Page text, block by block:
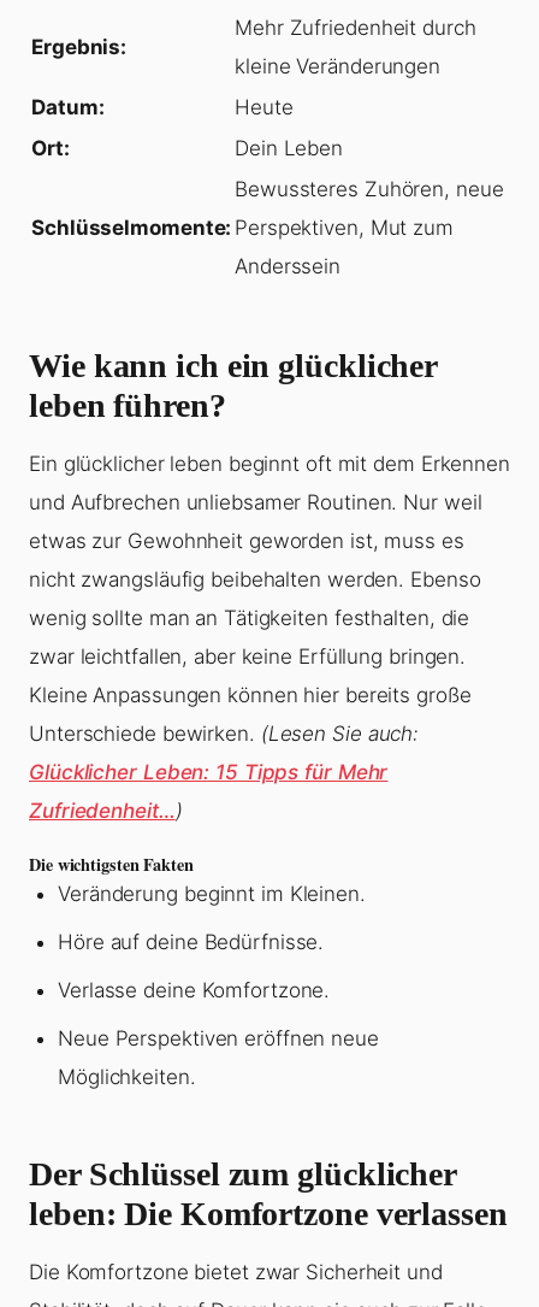
Ergebnis:
Mehr Zufriedenheit durch
kleine Veränderungen
Datum:
Heute
Ort:
Dein Leben
Schlüsselmomente:
Bewussteres Zuhören, neue
Perspektiven, Mut zum
Anderssein
Wie kann ich ein glücklicher
leben führen?
Ein glücklicher leben beginnt oft mit dem Erkennen
und Aufbrechen unliebsamer Routinen. Nur weil
etwas zur Gewohnheit geworden ist, muss es
nicht zwangsläufig beibehalten werden. Ebenso
wenig sollte man an Tätigkeiten festhalten, die
zwar leichtfallen, aber keine Erfüllung bringen.
Kleine Anpassungen können hier bereits große
Unterschiede bewirken. (Lesen Sie auch:
Glücklicher Leben: 15 Tipps für Mehr
Zufriedenheit… )
Die wichtigsten Fakten
Veränderung beginnt im Kleinen.
Höre auf deine Bedürfnisse.
Verlasse deine Komfortzone.
Neue Perspektiven eröffnen neue
Möglichkeiten.
Der Schlüssel zum glücklicher
leben: Die Komfortzone verlassen
Die Komfortzone bietet zwar Sicherheit und